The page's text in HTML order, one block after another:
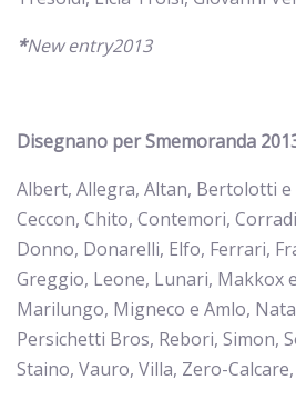
*New entry2013
Disegnano per Smemoranda
Albert, Allegra, Altan, Bertolotti e
Ceccon, Chito, Contemori,
Donno, Donarelli, Elfo, Ferrari,
Greggio, Leone, Lunari, Makkox
Marilungo, Migneco e Amlo,
Persichetti Bros, Rebori, Simon,
Staino, Vauro, Villa, Zero-Calcare,